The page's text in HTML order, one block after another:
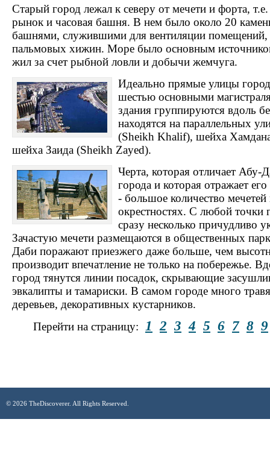
Старый город лежал к северу от мечети и форта, т.е.
рынок и часовая башня. В нем было около 20
башнями, служившими для вентиляции помещений,
пальмовых хижин. Море было основным
жил за счет рыбной ловли и добычи жемчуга.
Идеально прямые улицы
шестью основными
здания группируются вдоль
находятся на параллельных
(Sheikh Khalif), шейха
шейха Заида (Sheikh Zayed).
Черта, которая отличает Абу-
города и которая отражает
- большое количество
окрестностях. С любой точки
сразу несколько причудливо
Зачастую мечети размещаются в общественных
Даби поражают приезжего даже больше, чем
производит впечатление не только на побережье.
город тянутся линии посадок, скрывающие
эвкалипты и тамариски. В самом городе много
деревьев, декоративных кустарников.
Перейти на страницу: 1 2 3 4 5 6 7 8 9
© 2026 TheDiscoverer. All Rights Reserved.